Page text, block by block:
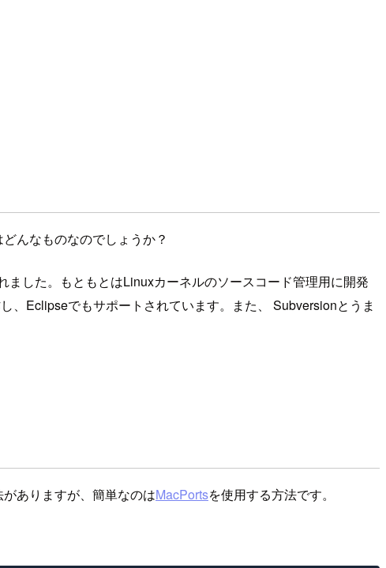
んなものなのでしょうか？
した。もともとはLinuxカーネルのソースコード管理用に開発
、Eclipseでもサポートされています。また、 Subversionとうま
ありますが、簡単なのはMacPortsを使用する方法です。